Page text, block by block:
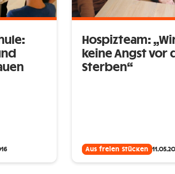
Hospizteam:
keine Angst vor
Sterben“
Aus freien Stücken